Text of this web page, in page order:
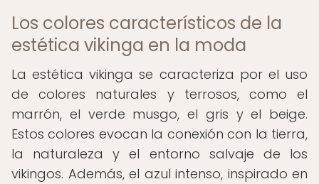
Los colores característicos de la
estética vikinga en la moda
La estética vikinga se caracteriza por el uso
de colores naturales y terrosos, como el
marrón, el verde musgo, el gris y el beige.
Estos colores evocan la conexión con la tierra,
la naturaleza y el entorno salvaje de los
vikingos. Además, el azul intenso, inspirado en